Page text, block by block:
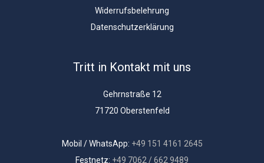
Widerrufsbelehrung
Datenschutzerklärung
Tritt in Kontakt mit uns
Gehrnstraße 12
71720 Oberstenfeld
Mobil / WhatsApp: +49 151 4161 2645
Festnetz: +49 7062 / 662 9489